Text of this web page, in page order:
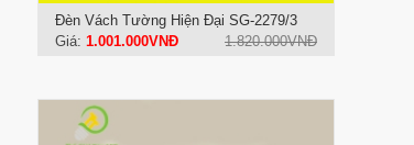
Đèn Vách Tường Hiện Đại SG-2279/3
Giá: 1.001.000VNĐ 1.820.000VNĐ